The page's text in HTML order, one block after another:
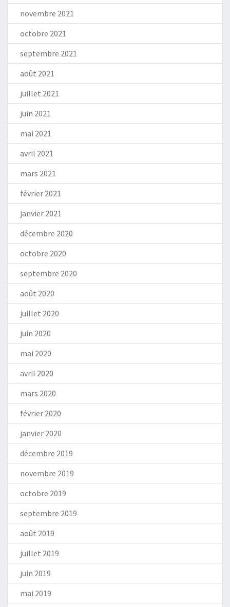
novembre 2021
octobre 2021
septembre 2021
août 2021
juillet 2021
juin 2021
mai 2021
avril 2021
mars 2021
février 2021
janvier 2021
décembre 2020
octobre 2020
septembre 2020
août 2020
juillet 2020
juin 2020
mai 2020
avril 2020
mars 2020
février 2020
janvier 2020
décembre 2019
novembre 2019
octobre 2019
septembre 2019
août 2019
juillet 2019
juin 2019
mai 2019